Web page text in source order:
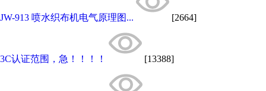
JW-913 喷水织布机电气原理图... [2664]
3C认证范围，急！！！！ [13388]